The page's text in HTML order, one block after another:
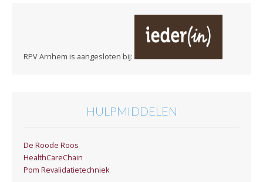
RPV Arnhem is aangesloten bij:
HULPMIDDELEN
De Roode Roos
HealthCareChain
Pom Revalidatietechniek